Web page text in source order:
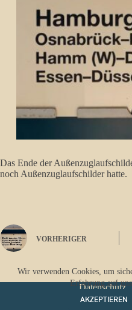
Wir verwenden Cookies, um
Erfahrung auf
AKZEPTIEREN
Das Ende der
noch Außenzuglaufschilder hatte.
VORHERIGER
Datenschutz